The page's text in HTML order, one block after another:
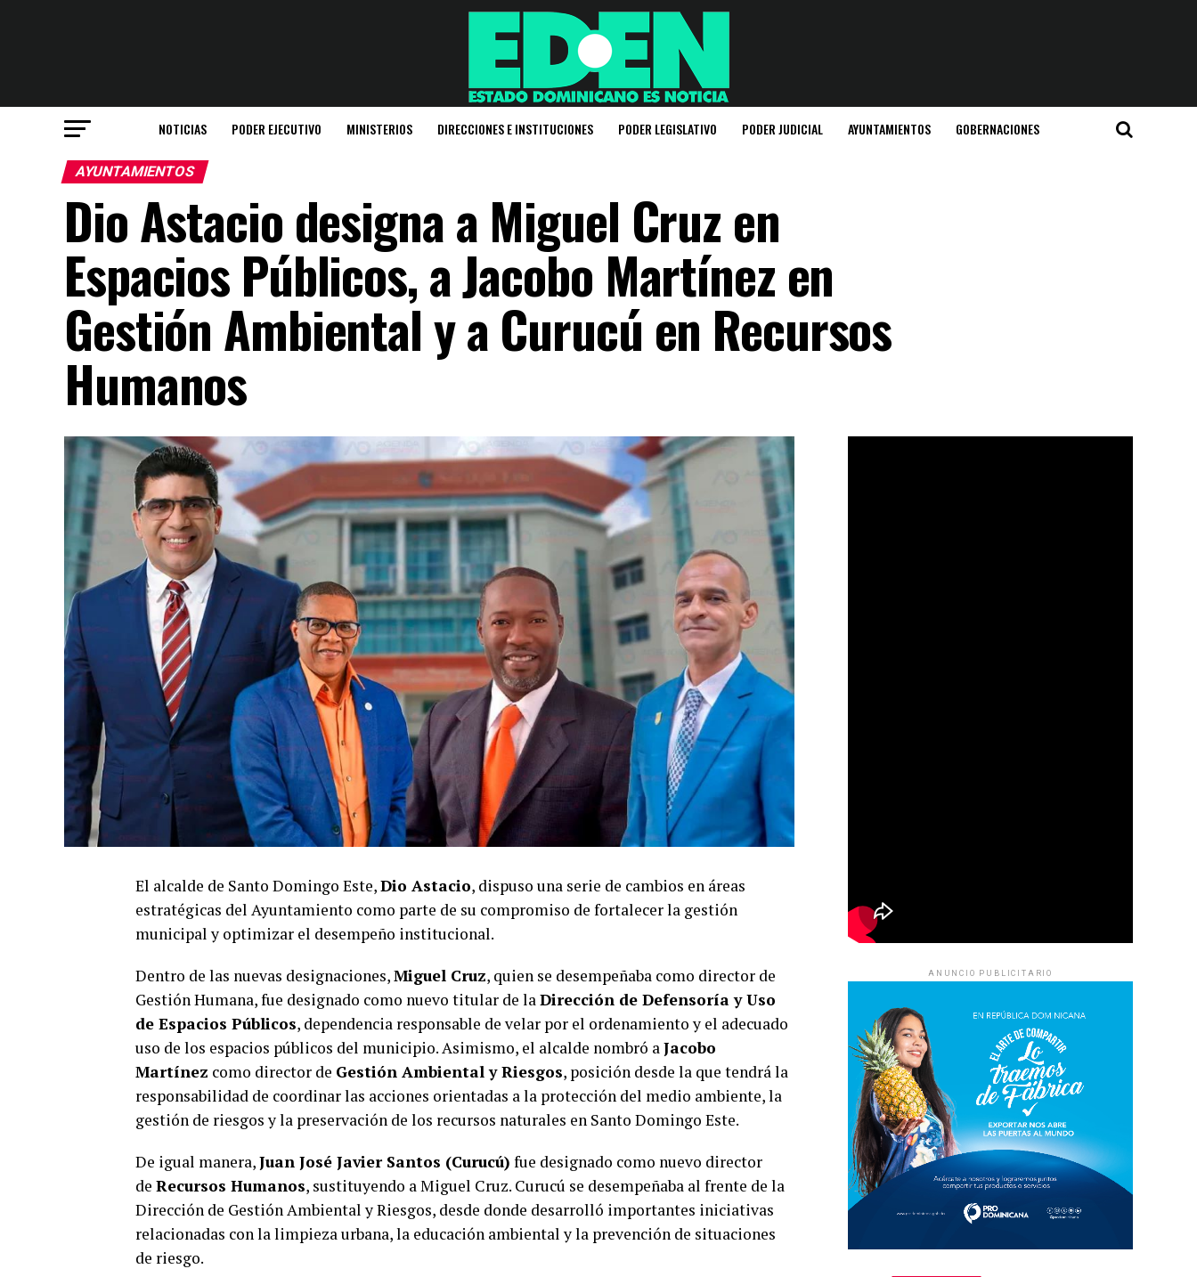
NOTICIAS PODER EJECUTIVO MINISTERIOS DIRECCIONES E INSTITUCIONES PODER LEGISLATIVO PODER JUDICIAL AYUNTAMIENTOS GOBERNACIONES
AYUNTAMIENTOS
Dio Astacio designa a Miguel Cruz en
Espacios Públicos, a Jacobo Martínez en
Gestión Ambiental y a Curucú en Recursos
Humanos
El alcalde de Santo Domingo Este,Dio Astacio, dispuso una serie de cambios en áreas
estratégicas del Ayuntamiento como parte de su compromiso de fortalecer la gestión
municipal y optimizar el desempeño institucional.
Dentro de las nuevas designaciones,Miguel Cruz, quien se desempeñaba como director de
Gestión Humana, fue designado como nuevo titular de laDirección de Defensoría y Uso
de Espacios Públicos, dependencia responsable de velar por el ordenamiento y el adecuado
uso de los espacios públicos del municipio. Asimismo, el alcalde nombró aJacobo
Martínez como director de Gestión Ambiental y Riesgos, posición desde la que tendrá la
responsabilidad de coordinar las acciones orientadas a la protección del medio ambiente, la
gestión de riesgos y la preservación de los recursos naturales en Santo Domingo Este.
De igual manera,Juan José Javier Santos (Curucú) fue designado como nuevo director
de Recursos Humanos, sustituyendo a Miguel Cruz. Curucú se desempeñaba al frente de la
Dirección de Gestión Ambiental y Riesgos, desde donde desarrolló importantes iniciativas
relacionadas con la limpieza urbana, la educación ambiental y la prevención de situaciones
de riesgo.
ANUNCIO PUBLICITARIO